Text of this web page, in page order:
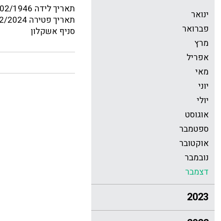
ינואר
פברואר
מרץ
אפריל
מאי
יוני
יולי
אוגוסט
ספטמבר
אוקטובר
נובמבר
דצמבר
2023
תאריך לידה 18/02/1946
תאריך פטירה 14/12/2024
סניף אשקלון